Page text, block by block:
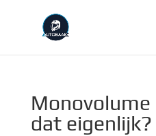
dat eigenlijk?